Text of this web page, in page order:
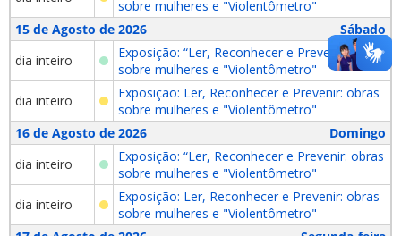
sobre mulheres e "Violentômetro"
15 de Agosto de 2026
Sábado
dia inteiro
Exposição: “Ler, Reconhecer e Prevenir: obras
sobre mulheres e "Violentômetro"
dia inteiro
Exposição: Ler, Reconhecer e Prevenir: obras
sobre mulheres e "Violentômetro"
16 de Agosto de 2026
Domingo
dia inteiro
Exposição: “Ler, Reconhecer e Prevenir: obras
sobre mulheres e "Violentômetro"
dia inteiro
Exposição: Ler, Reconhecer e Prevenir: obras
sobre mulheres e "Violentômetro"